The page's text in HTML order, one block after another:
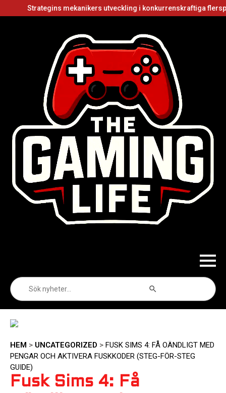
mekanikers utveckling i konkurrenskraftiga
efter:
HEM > UNCATEGORIZED > FUSK SIMS 4: FÅ OÄNDLIGT MED
PENGAR OCH AKTIVERA FUSKKODER (STEG-FÖR-STEG
GUIDE)
Fusk Sims 4: Få